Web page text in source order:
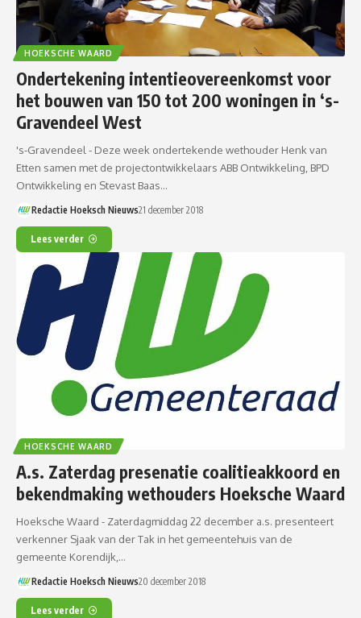
HOEKSCHE WAARD
Ondertekening intentieovereenkomst voor
het bouwen van 150 tot 200 woningen in ‘s-
Gravendeel West
's-Gravendeel - Deze week ondertekende wethouder Henk van
Etten samen met de projectontwikkelaars ABB Ontwikkeling, BPD
Ontwikkeling en Stevast Baas…
Redactie Hoeksch Nieuws21 december 2018
Lees verder
HOEKSCHE WAARD
A.s. Zaterdag presenatie coalitieakkoord en
bekendmaking wethouders Hoeksche Waard
Hoeksche Waard - Zaterdagmiddag 22 december a.s. presenteert
verkenner Sjaak van der Tak in het gemeentehuis van de
gemeente Korendijk,…
Redactie Hoeksch Nieuws20 december 2018
Lees verder